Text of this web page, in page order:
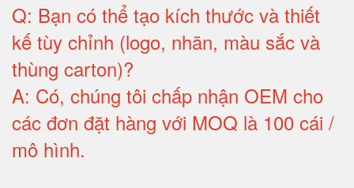
Q: Bạn có thể tạo kích thước và thiết
kế tùy chỉnh (logo, nhãn, màu sắc và
thùng carton)?
A: Có, chúng tôi chấp nhận OEM cho
các đơn đặt hàng với MOQ là 100 cái /
mô hình.